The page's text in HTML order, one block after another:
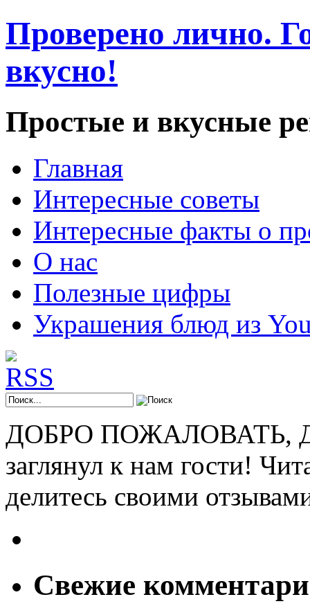
Проверено лично.
вкусно!
Простые и вкусные
Главная
Интересные советы
Интересные факты о
О нас
Полезные цифры
Украшения блюд из
ДОБРО ПОЖАЛОВАТЬ,
заглянул к нам гости!
делитесь своими
Свежие